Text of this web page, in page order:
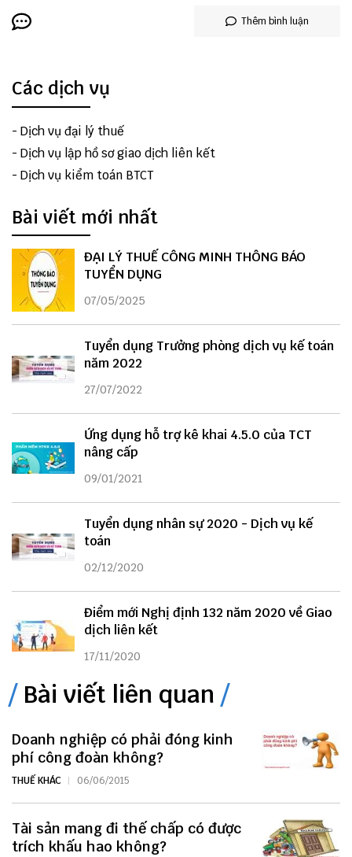
Thêm bình luận
Các dịch vụ
- Dịch vụ đại lý thuế
- Dịch vụ lập hồ sơ giao dịch liên kết
- Dịch vụ kiểm toán BTCT
Bài viết mới nhất
ĐẠI LÝ THUẾ CÔNG MINH THÔNG BÁO
TUYỂN DỤNG
07/05/2025
Tuyển dụng Trưởng phòng dịch vụ kế toán
năm 2022
27/07/2022
Ứng dụng hỗ trợ kê khai 4.5.0 của TCT
nâng cấp
09/01/2021
Tuyển dụng nhân sự 2020 - Dịch vụ kế
toán
02/12/2020
Điểm mới Nghị định 132 năm 2020 về Giao
dịch liên kết
17/11/2020
Bài viết liên quan
Doanh nghiệp có phải đóng kinh
phí công đoàn không?
THUẾ KHÁC 06/06/2015
Tài sản mang đi thế chấp có được
trích khấu hao không?